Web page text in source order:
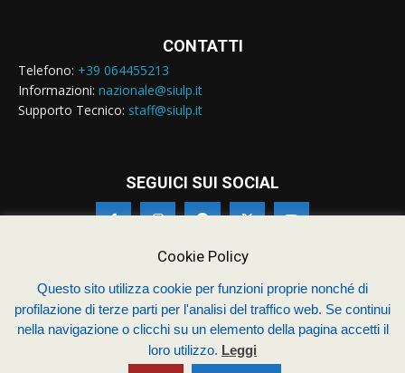
CONTATTI
Telefono: +39 064455213
Informazioni: nazionale@siulp.it
Supporto Tecnico: staff@siulp.it
SEGUICI SUI SOCIAL
© Siulp 2026 - C.F.97014000588 - Realizzato dastudio4s.com
Sindacato Italiano Unitario dei Lavoratori della Polizia
Chi siamo – Statuto
Termini & Condizioni
Contatti
Cookie Policy
Questo sito utilizza cookie per funzioni proprie nonché di
profilazione di terze parti per l'analisi del traffico web. Se continui
nella navigazione o clicchi su un elemento della pagina accetti il
loro utilizzo. Leggi